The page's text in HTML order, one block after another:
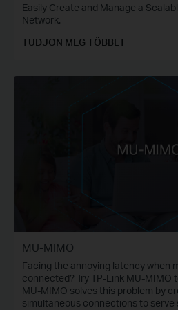
Easily Create and Manage a
Network.
TUDJON MEG TÖBBET
MU-MIMO
Facing the annoying latency when
connected? Try TP-Link MU-MIMO
MU-MIMO solves this problem by
simultaneous connections to serve